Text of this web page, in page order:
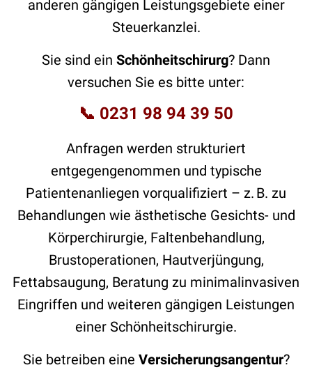
anderen gängigen Leistungsgebiete einer
Steuerkanzlei.
Sie sind ein Schönheitschirurg? Dann
versuchen Sie es bitte unter:
📞 0231 98 94 39 50
Anfragen werden strukturiert
entgegengenommen und typische
Patientenanliegen vorqualifiziert – z. B. zu
Behandlungen wie ästhetische Gesichts- und
Körperchirurgie, Faltenbehandlung,
Brustoperationen, Hautverjüngung,
Fettabsaugung, Beratung zu minimalinvasiven
Eingriffen und weiteren gängigen Leistungen
einer Schönheitschirurgie.
Sie betreiben eine Versicherungsangentur?